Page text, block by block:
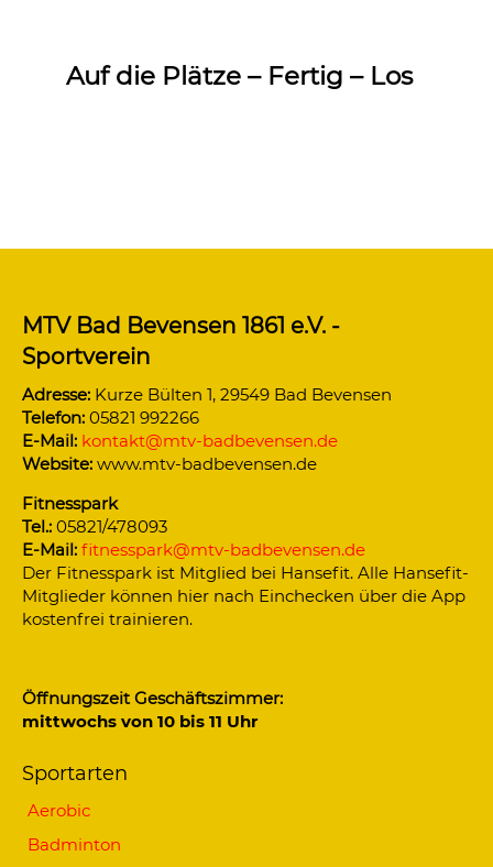
Auf die Plätze – Fertig – Los
MTV Bad Bevensen 1861 e.V. -
Sportverein
Adresse: Kurze Bülten 1, 29549 Bad Bevensen
Telefon: 05821 992266
E-Mail: kontakt@mtv-badbevensen.de
Website: www.mtv-badbevensen.de
Fitnesspark
Tel.: 05821/478093
E-Mail: fitnesspark@mtv-badbevensen.de
Der Fitnesspark ist Mitglied bei Hansefit. Alle Hansefit-
Mitglieder können hier nach Einchecken über die App
kostenfrei trainieren.
Öffnungszeit Geschäftszimmer:
mittwochs von 10 bis 11 Uhr
Sportarten
Aerobic
Badminton